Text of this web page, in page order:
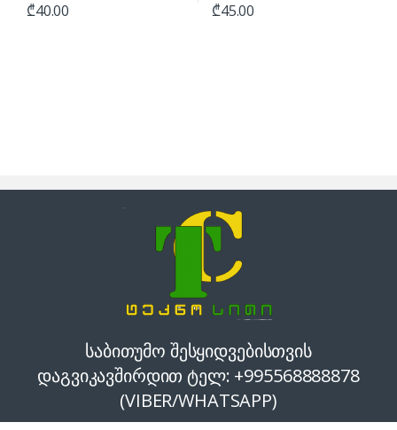
₾40.00 ₾45.00
საბითუმო შესყიდვებისთვის
დაგვიკავშირდით ტელ: +995568888878
(VIBER/WHATSAPP)